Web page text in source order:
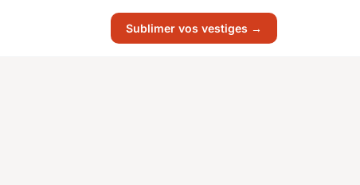
Sublimer vos vestiges →